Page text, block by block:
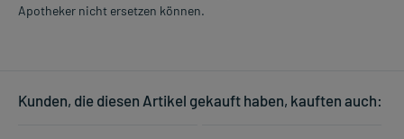
Apotheker nicht ersetzen können.
Kunden, die diesen Artikel gekauft haben, kauften auch: